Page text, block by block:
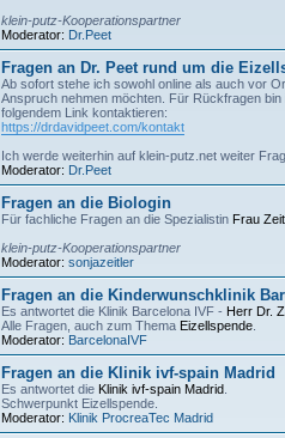
klein-putz-Kooperationspartner
Moderator: Dr.Peet
Fragen an Dr. Peet rund um die
Ab sofort stehe ich sowohl online als auch vor
Anspruch nehmen möchten. Für Rückfragen
folgendem Link kontaktieren:
https://drdavidpeet.com/kontakt
Ich werde weiterhin auf klein-putz.net weiter
Moderator: Dr.Peet
Fragen an die Biologin
Für fachliche Fragen an die Spezialistin Frau
klein-putz-Kooperationspartner
Moderator: sonjazeitler
Fragen an die Kinderwunschklinik
Es antwortet die Klinik Barcelona IVF - Herr Dr.
Alle Fragen, auch zum Thema Eizellspende
Moderator: BarcelonaIVF
Fragen an die Klinik ivf-spain Madrid
Es antwortet die Klinik ivf-spain Madrid
Schwerpunkt Eizellspende.
Moderator: Klinik ProcreaTec Madrid